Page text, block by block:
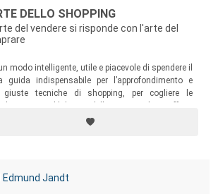
DELLO SHOPPING
del vendere si risponde con l'arte del
modo intelligente, utile e piacevole di spendere il
guida indispensabile per l’approfondimento e
giuste tecniche di shopping, per cogliere le
e raggiri.
Edmund Jandt